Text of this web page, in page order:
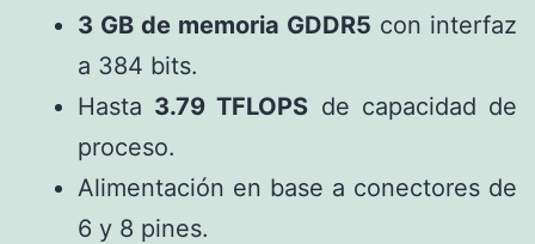
3 GB de memoria GDDR5 con interfaz
a 384 bits.
Hasta 3.79 TFLOPS de capacidad de
proceso.
Alimentación en base a conectores de
6 y 8 pines.